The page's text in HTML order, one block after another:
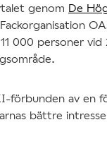
genom De
000 personer vid
förbunden av en
bättre